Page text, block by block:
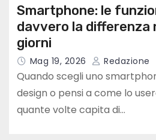
Smartphone: le
davvero la differenza
giorni
Mag 19, 2026 Redazione
Quando scegli uno
design o pensi a come lo
quante volte capita di…